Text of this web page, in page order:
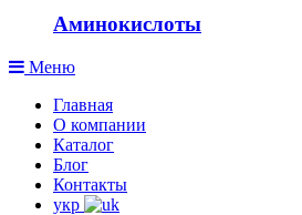
Аминокислоты
Меню
Главная
О компании
Каталог
Блог
Контакты
укр